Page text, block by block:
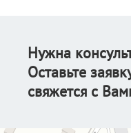
Нужна
Оставьте
свяжется с